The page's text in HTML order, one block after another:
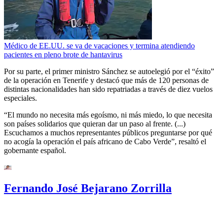
Médico de EE.UU. se va de vacaciones y termina atendiendo
pacientes en pleno brote de hantavirus
Por su parte, el primer ministro Sánchez se autoelegió por el “éxito”
de la operación en Tenerife y destacó que más de 120 personas de
distintas nacionalidades han sido repatriadas a través de diez vuelos
especiales.
“El mundo no necesita más egoísmo, ni más miedo, lo que necesita
son países solidarios que quieran dar un paso al frente. (...)
Escuchamos a muchos representantes públicos preguntarse por qué
no acogía la operación el país africano de Cabo Verde”, resaltó el
gobernante español.
Fernando José Bejarano Zorrilla